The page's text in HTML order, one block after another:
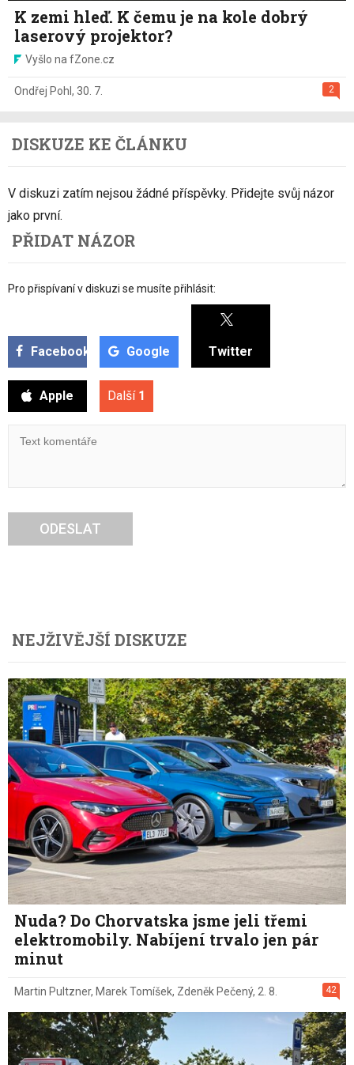
K zemi hleď. K čemu je na kole dobrý
laserový projektor?
Vyšlo na fZone.cz
2
Ondřej Pohl , 30. 7.
DISKUZE KE ČLÁNKU
V diskuzi zatím nejsou žádné příspěvky. Přidejte svůj názor
jako první.
PŘIDAT NÁZOR
Pro přispívaní v diskuzi se musíte přihlásit:
Facebook Google Twitter
Apple Další 1
ODESLAT
NEJŽIVĚJŠÍ DISKUZE
Nuda? Do Chorvatska jsme jeli třemi
elektromobily. Nabíjení trvalo jen pár
minut
42
Martin Pultzner, Marek Tomíšek, Zdeněk Pečený, 2. 8.